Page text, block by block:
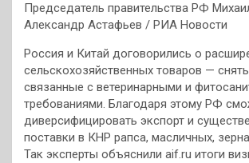
Председатель правительства РФ
Александр Астафьев / РИА Новости
Россия и Китай договорились о
сельскохозяйственных товаров —
связанные с ветеринарными и
требованиями. Благодаря этому РФ
диверсифицировать экспорт и
поставки в КНР рапса, масличных,
Так эксперты объяснили aif.ru итоги